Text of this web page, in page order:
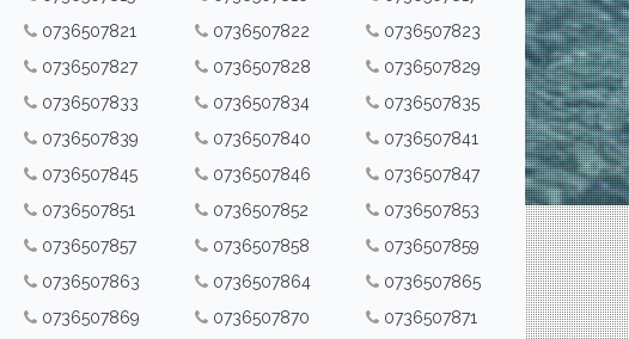
0736507821 0736507822
0736507823
0736507827 0736507828
0736507829
0736507833 0736507834
0736507835
0736507839 0736507840
0736507841
0736507845 0736507846
0736507847
0736507851 0736507852
0736507853
0736507857 0736507858
0736507859
0736507863 0736507864
0736507865
0736507869 0736507870
0736507871